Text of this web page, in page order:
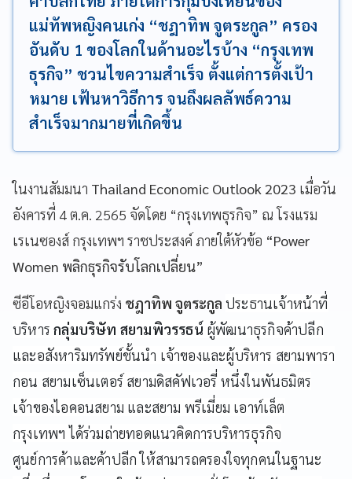
แม่ทัพหญิงคนเก่ง “ชฎาทิพ จูตระกูล” ครอง
อันดับ 1 ของโลกในด้านอะไรบ้าง “กรุงเทพ
ธุรกิจ” ชวนไขความสำเร็จ ตั้งแต่การตั้งเป้า
หมาย เฟ้นหาวิธีการ จนถึงผลลัพธ์ความ
สำเร็จมากมายที่เกิดขึ้น
ในงานสัมมนา Thailand Economic Outlook 2023 เมื่อวัน
อังคารที่ 4 ต.ค. 2565 จัดโดย “กรุงเทพธุรกิจ” ณ โรงแรม
เรเนซองส์ กรุงเทพฯ ราชประสงค์ ภายใต้หัวข้อ “Power
Women พลิกธุรกิจรับโลกเปลี่ยน”
ซีอีโอหญิงจอมแกร่ง ชฎาทิพ จูตระกูล ประธานเจ้าหน้าที่
บริหารกลุ่มบริษัท สยามพิวรรธน์ ผู้พัฒนาธุรกิจค้าปลีก
และอสังหาริมทรัพย์ชั้นนำ เจ้าของและผู้บริหาร สยามพารา
กอน สยามเซ็นเตอร์ สยามดิสคัฟเวอรี่ หนึ่งในพันธมิตร
เจ้าของไอคอนสยาม และสยาม พรีเมี่ยม เอาท์เล็ต
กรุงเทพฯ ได้ร่วมถ่ายทอดแนวคิดการบริหารธุรกิจ
ศูนย์การค้าและค้าปลีก ให้สามารถครองใจทุกคนในฐานะ